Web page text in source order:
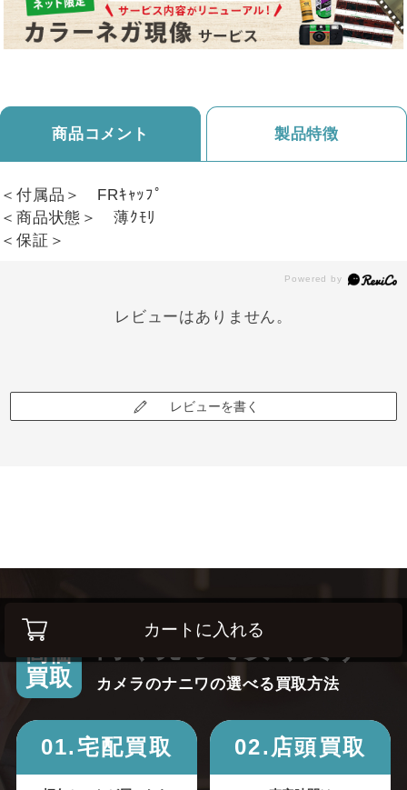
カートに入れる
商品コメント 製品特徴
＜付属品＞ FRｷｬｯﾌﾟ
＜商品状態＞ 薄ｸﾓﾘ
＜保証＞
レビューはありません。
レビューを書く
高価
買取
カメラのナニワの選べる買取方法
01.宅配買取 02.店頭買取